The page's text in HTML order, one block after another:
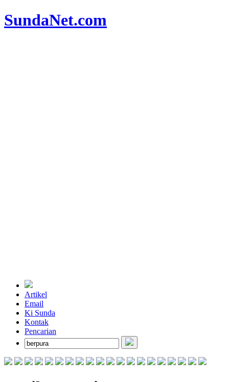
SundaNet.com
Artikel
Email
Ki Sunda
Kontak
Pencarian